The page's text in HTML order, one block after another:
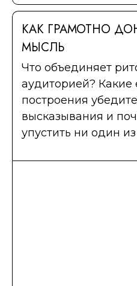
КАК ГРАМОТНО
МЫСЛЬ
Что объединяет
аудиторией? Какие
построения
высказывания и
упустить ни один из